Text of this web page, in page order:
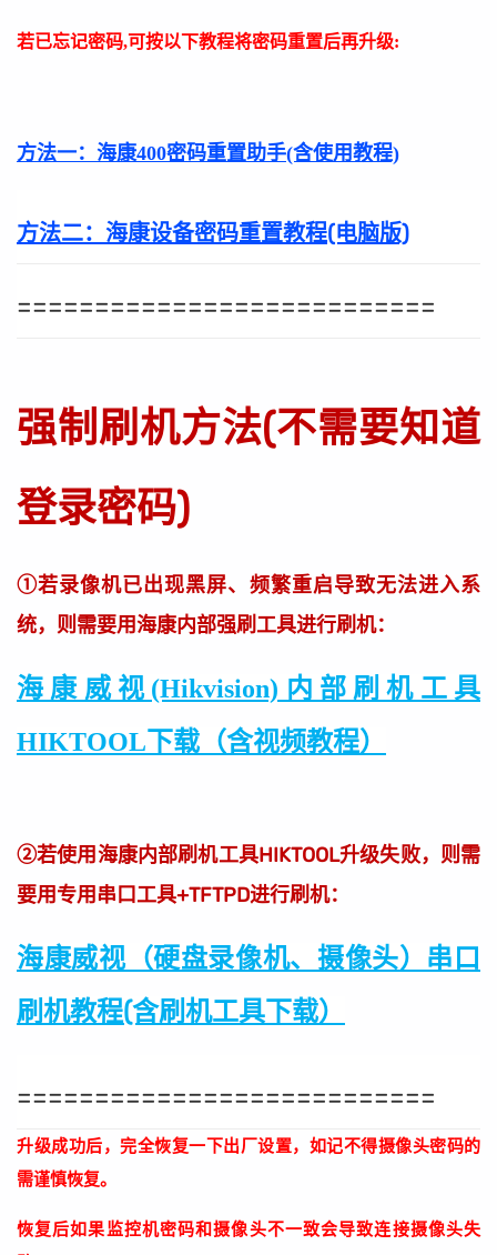
若已忘记密码,可按以下教程将密码重置后再升级:
方法一： 海康400密码重置助手(含使用教程)
方法二： 海康设备密码重置教程(电脑版)
===========================
强制刷机方法(不需要知道
登录密码)
①若录像机已出现黑屏、频繁重启导致无法进入系
统，则需要用海康内部强刷工具进行刷机：
海康威视(Hikvision)内部刷机工具
HIKTOOL下载（含视频教程）
②若使用海康内部刷机工具HIKTOOL升级失败，则需
要用专用串口工具+TFTPD进行刷机：
海康威视（硬盘录像机、摄像头）串口
刷机教程(含刷机工具下载）
===========================
升级成功后，完全恢复一下出厂设置，如记不得摄像头密码的
需谨慎恢复。
恢复后如果监控机密码和摄像头不一致会导致连接摄像头失